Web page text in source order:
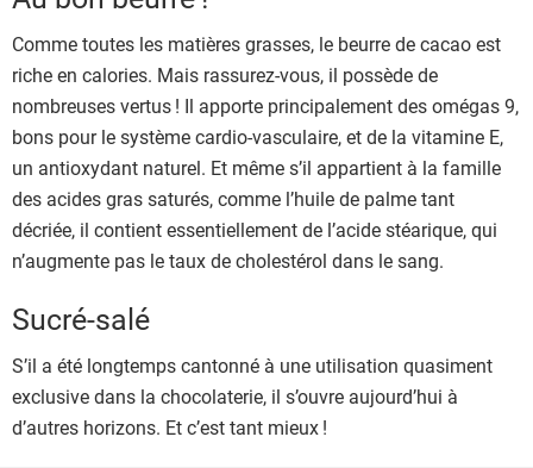
Comme toutes les matières grasses, le beurre de cacao est
riche en calories. Mais rassurez-vous, il possède de
nombreuses vertus ! Il apporte principalement des omégas 9,
bons pour le système cardio-vasculaire, et de la vitamine E,
un antioxydant naturel. Et même s’il appartient à la famille
des acides gras saturés, comme l’huile de palme tant
décriée, il contient essentiellement de l’acide stéarique, qui
n’augmente pas le taux de cholestérol dans le sang.
Sucré-salé
S’il a été longtemps cantonné à une utilisation quasiment
exclusive dans la chocolaterie, il s’ouvre aujourd’hui à
d’autres horizons. Et c’est tant mieux !